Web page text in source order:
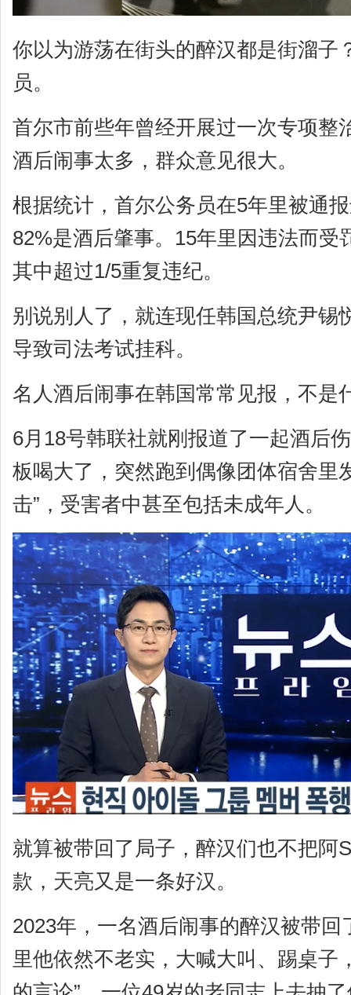
你以为游荡在街头的醉汉都是街溜子
员。
首尔市前些年曾经开展过一次专项整
酒后闹事太多，群众意见很大。
根据统计，首尔公务员在5年里被通
82%是酒后肇事。15年里因违法而受
其中超过1/5重复违纪。
别说别人了，就连现任韩国总统尹锡
导致司法考试挂科。
名人酒后闹事在韩国常常见报，不是
6月18号韩联社就刚报道了一起酒后
板喝大了，突然跑到偶像团体宿舍里
击”，受害者中甚至包括未成年人。
就算被带回了局子，醉汉们也不把阿
款，天亮又是一条好汉。
2023年，一名酒后闹事的醉汉被带
里他依然不老实，大喊大叫、踢桌子